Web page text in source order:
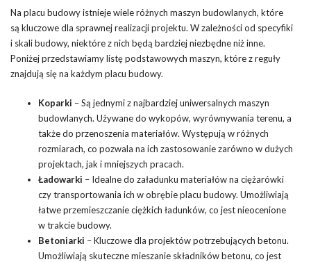
Na placu budowy istnieje wiele różnych maszyn budowlanych, które
są kluczowe dla sprawnej realizacji projektu. W zależności od specyfiki
i skali budowy, niektóre z nich będą bardziej niezbędne niż inne.
Poniżej przedstawiamy listę podstawowych maszyn, które z reguły
znajdują się na każdym placu budowy.
Koparki – Są jednymi z najbardziej uniwersalnych maszyn
budowlanych. Używane do wykopów, wyrównywania terenu, a
także do przenoszenia materiałów. Występują w różnych
rozmiarach, co pozwala na ich zastosowanie zarówno w dużych
projektach, jak i mniejszych pracach.
Ładowarki – Idealne do załadunku materiałów na ciężarówki
czy transportowania ich w obrębie placu budowy. Umożliwiają
łatwe przemieszczanie ciężkich ładunków, co jest nieocenione
w trakcie budowy.
Betoniarki – Kluczowe dla projektów potrzebujących betonu.
Umożliwiają skuteczne mieszanie składników betonu, co jest